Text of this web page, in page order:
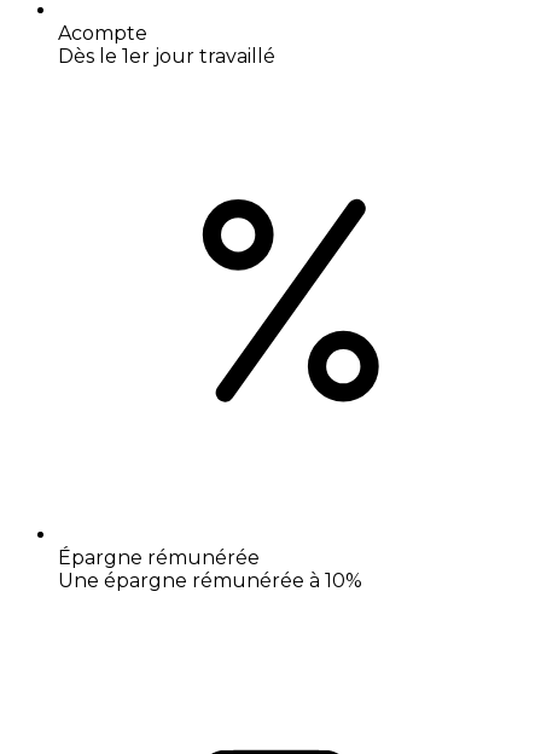
Acompte
Dès le 1er jour travaillé
Épargne rémunérée
Une épargne rémunérée à 10%